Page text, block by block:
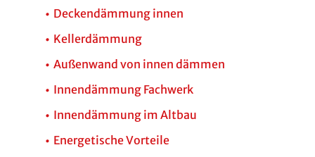
Deckendämmung innen
Kellerdämmung
Außenwand von innen dämmen
Innendämmung Fachwerk
Innendämmung im Altbau
Energetische Vorteile